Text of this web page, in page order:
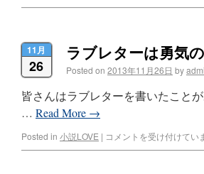
11月
26
ラブレターは勇気
Posted on 2013年11月26日 by
皆さんはラブレターを書いたこと
… Read More →
Posted in 小説LOVE | コメントを受け付けてい